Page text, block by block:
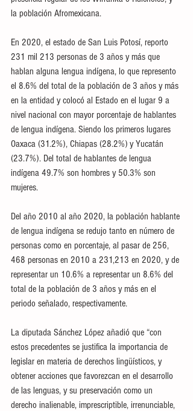
la población Afromexicana.
En 2020, el estado de San Luis Potosí, reporto
231 mil 213 personas de 3 años y más que
hablan alguna lengua indígena, lo que represento
el 8.6% del total de la población de 3 años y más
en la entidad y colocó al Estado en el lugar 9 a
nivel nacional con mayor porcentaje de hablantes
de lengua indígena. Siendo los primeros lugares
Oaxaca (31.2%), Chiapas (28.2%) y Yucatán
(23.7%). Del total de hablantes de lengua
indígena 49.7% son hombres y 50.3% son
mujeres.
Del año 2010 al año 2020, la población hablante
de lengua indígena se redujo tanto en número de
personas como en porcentaje, al pasar de 256,
468 personas en 2010 a 231,213 en 2020, y de
representar un 10.6% a representar un 8.6% del
total de la población de 3 años y más en el
periodo señalado, respectivamente.
La diputada Sánchez López añadió que “con
estos precedentes se justifica la importancia de
legislar en materia de derechos lingüísticos, y
obtener acciones que favorezcan en el desarrollo
de las lenguas, y su preservación como un
derecho inalienable, imprescriptible, irrenunciable,